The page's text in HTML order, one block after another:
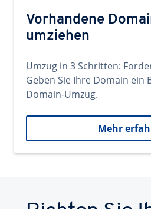
Vorhandene
umziehen
Umzug in 3 Schritten:
Geben Sie Ihre Domain ein
Domain-Umzug.
Mehr